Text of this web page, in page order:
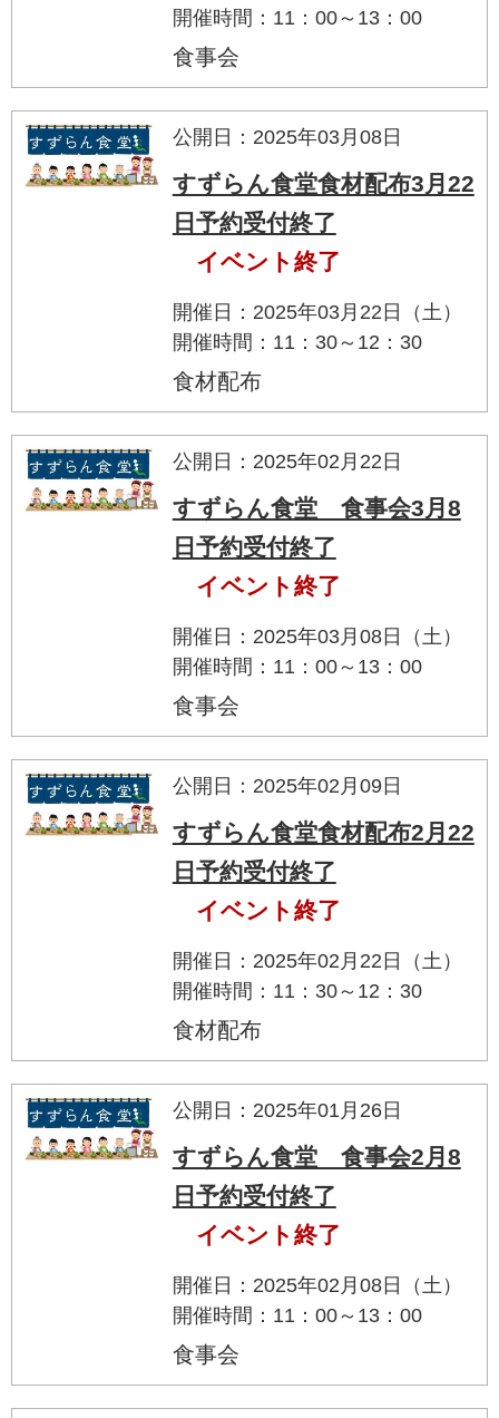
開催時間：11：00～13：00
食事会
公開日：2025年03月08日
すずらん食堂食材配布3月22
日予約受付終了
イベント終了
開催日：2025年03月22日（土）
開催時間：11：30～12：30
食材配布
公開日：2025年02月22日
すずらん食堂 食事会3月8
日予約受付終了
イベント終了
開催日：2025年03月08日（土）
開催時間：11：00～13：00
食事会
公開日：2025年02月09日
すずらん食堂食材配布2月22
日予約受付終了
イベント終了
開催日：2025年02月22日（土）
開催時間：11：30～12：30
食材配布
公開日：2025年01月26日
すずらん食堂 食事会2月8
日予約受付終了
イベント終了
開催日：2025年02月08日（土）
開催時間：11：00～13：00
食事会